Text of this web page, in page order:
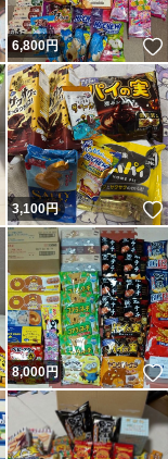
いいね！
6,800円
いいね！
3,100円
いいね！
8,000円